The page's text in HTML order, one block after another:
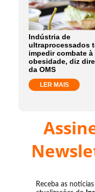
Indústria de
ultraprocessados
impedir combate à
obesidade, diz
da OMS
LER MAIS
Receba as